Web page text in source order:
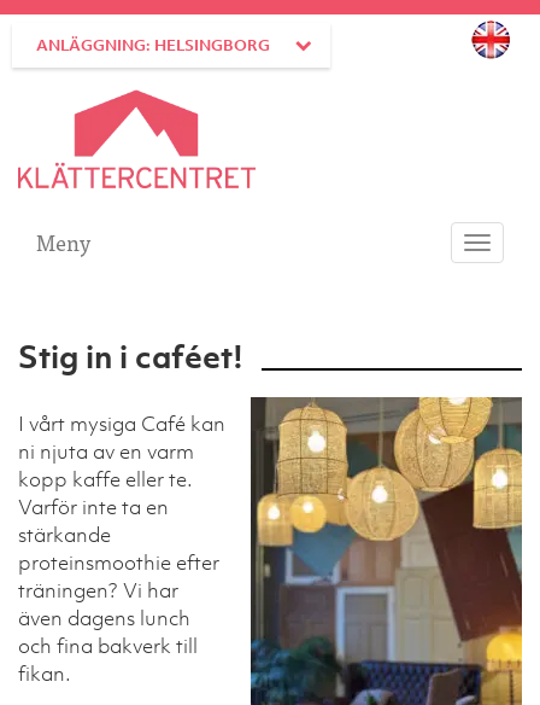
ANLÄGGNING: HELSINGBORG
Toggle
Meny
Stig in i caféet!
I vårt mysiga Café kan
ni njuta av en varm
kopp kaffe eller te.
Varför inte ta en
stärkande
proteinsmoothie efter
träningen? Vi har
även dagens lunch
och fina bakverk till
fikan.